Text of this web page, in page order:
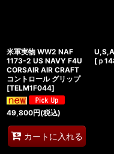
並び順 :
米軍実物 WW2 NAF
1173-2 US NAVY F4U
CORSAIR AIR CRAFT
コントロール グリップ
[TELM1F044]
49,800円(税込)
カートに入れる
[ｐ